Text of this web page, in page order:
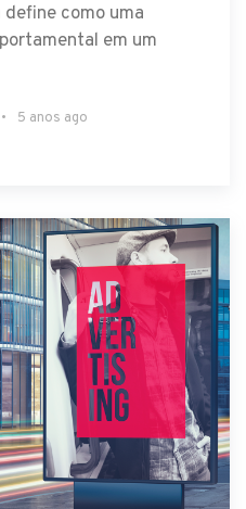
como uma
em um
5 anos ago